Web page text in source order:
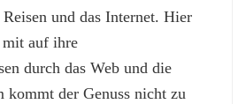
und das Internet. Hier
auf ihre
durch das Web und die
kommt der Genuss nicht zu